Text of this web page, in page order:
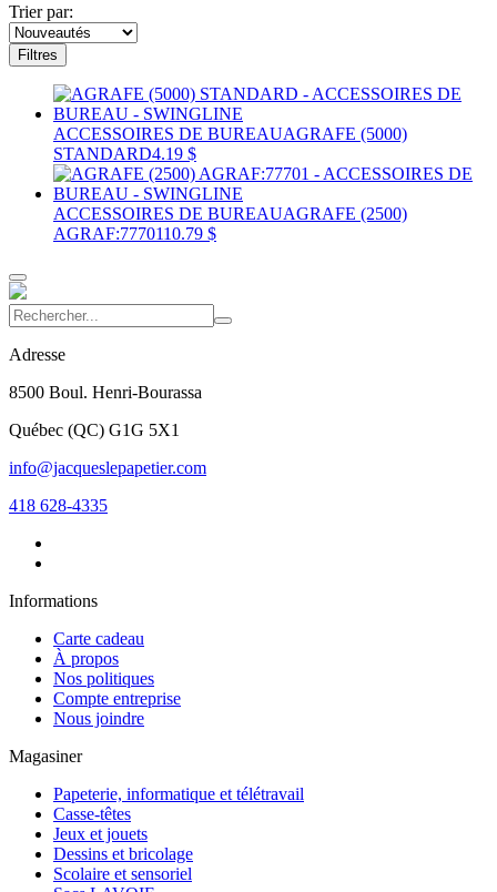
Trier par:
Filtres
ACCESSOIRES DE BUREAUAGRAFE (5000)
STANDARD4.19 $
ACCESSOIRES DE BUREAUAGRAFE (2500)
AGRAF:7770110.79 $
Adresse
8500 Boul. Henri-Bourassa
Québec (QC) G1G 5X1
info@jacqueslepapetier.com
418 628-4335
Informations
Carte cadeau
À propos
Nos politiques
Compte entreprise
Nous joindre
Magasiner
Papeterie, informatique et télétravail
Casse-têtes
Jeux et jouets
Dessins et bricolage
Scolaire et sensoriel